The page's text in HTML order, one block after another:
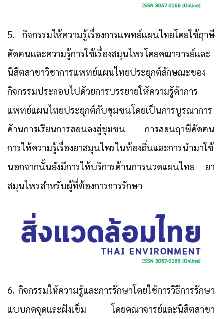
5. กิจกรรมให้ความรู้เรื่องการแพทย์แผนไทยโดยใช้ฤาษี
ดัดตนและความรู้การใช้เรื่องสมุนไพรโดยคณาจารย์และ
นิสิตสาขาวิชาการแพทย์แผนไทยประยุกต์ลักษณะของ
กิจกรรมประกอบไปด้วยการบรรยายให้ความรู้ด้าการ
แพทย์แผนไทยประยุกต์กับชุมชนโดยเป็นการบูรณาการ
ด้านการเรียนการสอนลงสู่ชุมชน การสอนฤาษีดัดตน
การให้ความรู้เรื่องยาสมุนไพรในท้องถิ่นและการนำมาใช้
นอกจากนั้นยังมีการให้บริการด้านการนวดแผนไทย ยา
สมุนไพรสำหรับผู้ที่ต้องการการรักษา
6. กิจกรรมให้ความรู้และการรักษาโดยใช้การวิธีการรักษา
แบบกดจุดและฝังเข็ม โดยคณาจารย์และนิสิตสาขา